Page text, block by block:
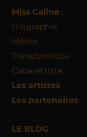
Miss Caline :
Biographie
Métier
Transformiste
Cabarettiste
Les artistes
Les partenaires
LE BLOG